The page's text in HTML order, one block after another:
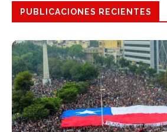
PUBLICACIONES RECIENTES